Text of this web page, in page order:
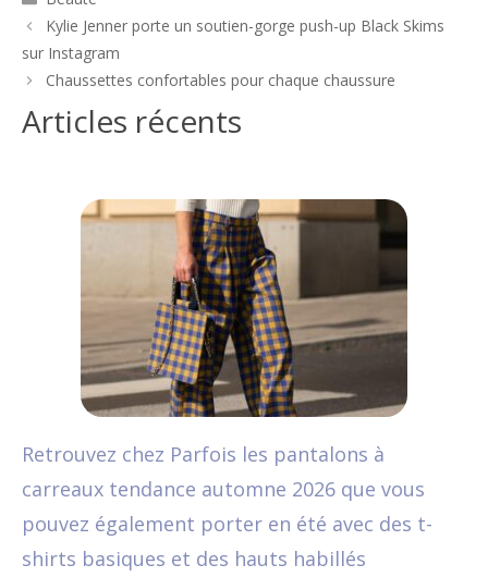
Navigation
des
Kylie Jenner porte un soutien-gorge push-up Black Skims
sur Instagram
Chaussettes confortables pour chaque chaussure
Articles récents
Retrouvez chez Parfois les pantalons à
carreaux tendance automne 2026 que vous
pouvez également porter en été avec des t-
shirts basiques et des hauts habillés